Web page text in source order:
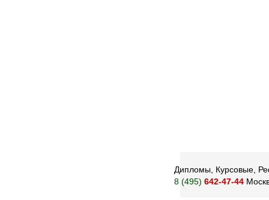
Дипломы, Курсовые,
8 (495) 642-47-44